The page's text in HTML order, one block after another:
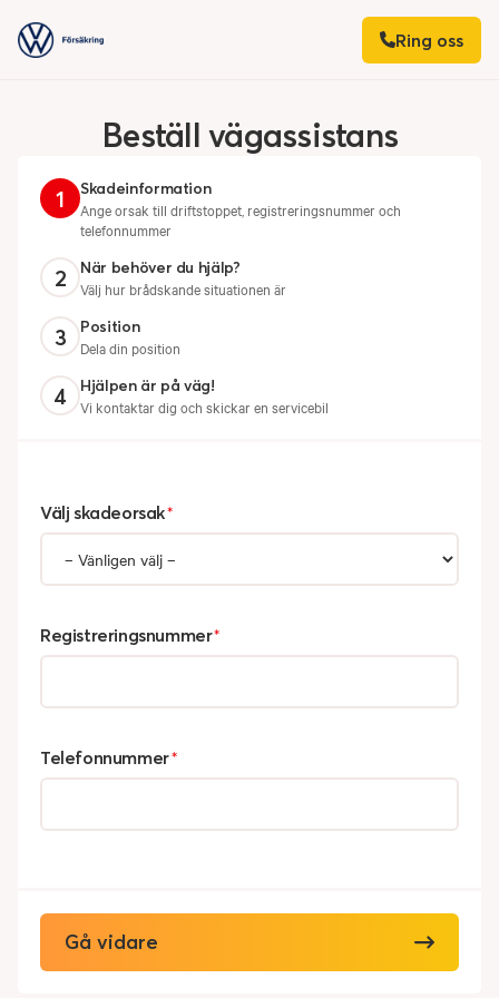
Ring oss
Beställ vägassistans
1
Skadeinformation
Ange orsak till driftstoppet, registreringsnummer och
telefonnummer
2
När behöver du hjälp?
Välj hur brådskande situationen är
3
Position
Dela din position
4
Hjälpen är på väg!
Vi kontaktar dig och skickar en servicebil
Välj skadeorsak*
Registreringsnummer*
Telefonnummer*
Gå vidare